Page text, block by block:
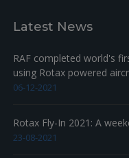
Latest News
RAF completed world's
using Rotax powered
06-12-2021
Rotax Fly-In 2021: A
23-08-2021